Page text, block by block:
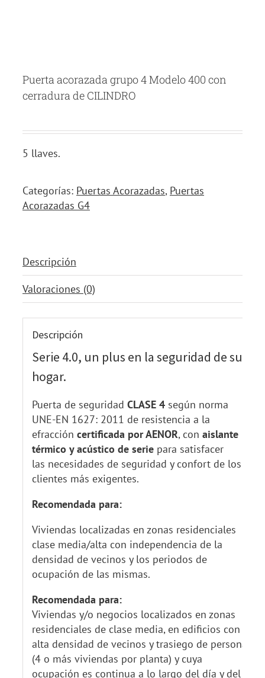
Puerta acorazada grupo 4 Modelo 400 con
cerradura de CILINDRO
5 llaves.
Categorías: Puertas Acorazadas, Puertas
Acorazadas G4
Descripción
Valoraciones (0)
Descripción
Serie 4.0, un plus en la seguridad de su
hogar.
Puerta de seguridad CLASE 4según norma
UNE-EN 1627: 2011 de resistencia a la
efracción certificada por AENOR, con aislante
térmico y acústico de seriepara satisfacer
las necesidades de seguridad y confort de los
clientes más exigentes.
Recomendada para:
Viviendas localizadas en zonas residenciales
clase media/alta con independencia de la
densidad de vecinos y los periodos de
ocupación de las mismas.
Recomendada para:
Viviendas y/o negocios localizados en zonas
residenciales de clase media, en edificios con
alta densidad de vecinos y trasiego de personas
(4 o más viviendas por planta) y cuya
ocupación es continua a lo largo del día y del